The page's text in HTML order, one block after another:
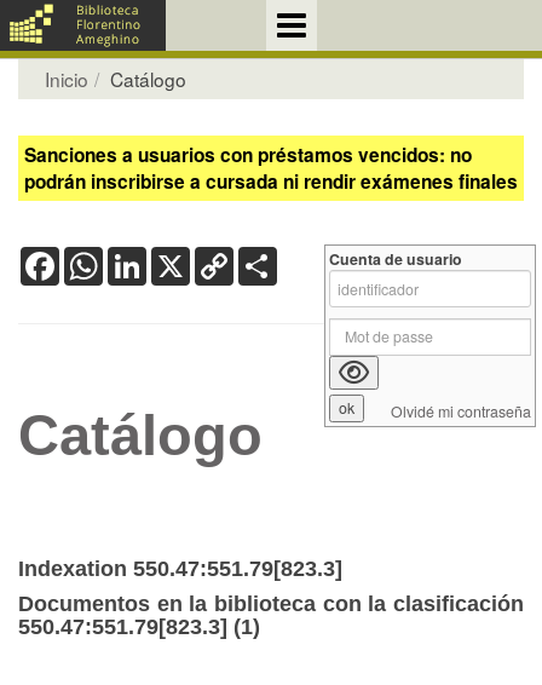
Inicio Catálogo
Sanciones a usuarios con préstamos vencidos: no
podrán inscribirse a cursada ni rendir exámenes finales
FacebookWhatsApp
LinkedIn
X Copy
Link
Catálogo
Indexation 550.47:551.79[823.3]
Documentos en la biblioteca con la clasificación
550.47:551.79[823.3] (1)
Cuenta de usuario
Olvidé mi contraseña